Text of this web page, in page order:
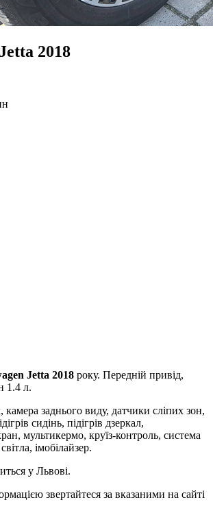
2018
Jetta 2018 року. Передній привід,
1.4 л.
заднього виду, датчики сліпих зон,
сидінь, підігрів дзеркал,
мультикермо, круїз-контроль, система
імобілайзер.
у Львові.
звертайтеся за вказаними на сайті